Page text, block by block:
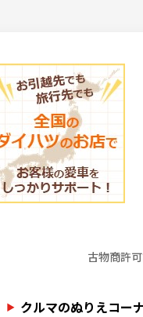
古物商許
クルマのぬりえコー